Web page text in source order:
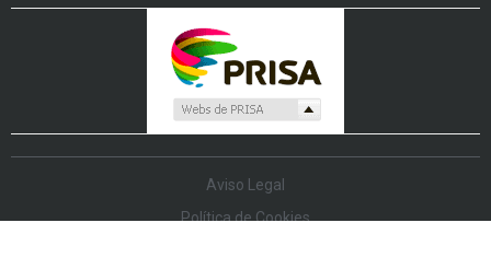
Aviso Legal
Política de Cookies